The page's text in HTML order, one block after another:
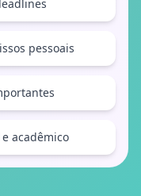
pessoais
acadêmico